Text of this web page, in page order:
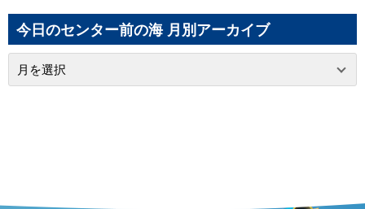
今日のセンター前の海 月別アーカイブ